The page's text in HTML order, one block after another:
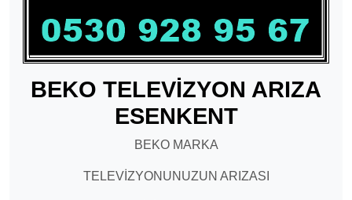
BEKO TELEVİZYON ARIZA
ESENKENT
BEKO MARKA
TELEVİZYONUNUZUN ARIZASI